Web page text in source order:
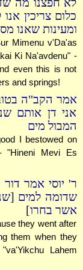
כלום צריכין
ומעינות שאנו
Mimenu v'Da'as
Ki Na'avdenu" -
even this is not
and springs!
אמר הקב"ה
אני דן אותם
המבול מים
I bestowed on
"Hineni Mevi Es
ר' יוסי אמר
שדומה למים
אשר בחרו]
they went after
them when they
Lahem